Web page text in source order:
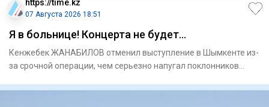
https://time.kz
07 Августа 2026 18:51
Я в больнице! Концерта не будет…
Кенжебек ЖАНАБИЛОВ отменил выступление в Шымкенте из-
за срочной операции, чем серьезно напугал поклонников